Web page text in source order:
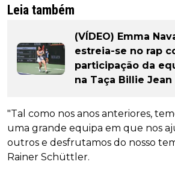
Leia também
(VÍDEO) Emma
estreia-se no rap
participação da
na Taça Billie Jean
"Tal como nos anos anteriores,
uma grande equipa em que nos
outros e desfrutamos do nosso
Rainer Schüttler.